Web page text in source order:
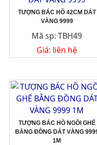
TƯỢNG BÁC HỒ 42CM DÁT
VÀNG 9999
Mã sp: TBH49
Giá: liên hệ
TƯỢNG BÁC HỒ NGỒI GHẾ
BẰNG ĐỒNG DÁT VÀNG
1M